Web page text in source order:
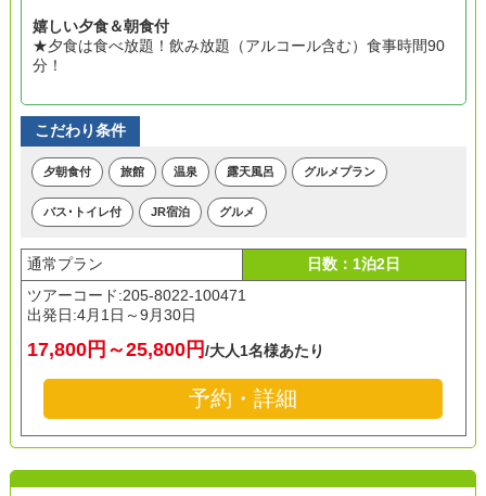
嬉しい夕食＆朝食付
★夕食は食べ放題！飲み放題（アルコール含む）食事時間90
分！
こだわり条件
夕朝食付 旅館 温泉 露天風呂 グルメプラン
バス･トイレ付 JR宿泊 グルメ
通常プラン
日数：1泊2日
ツアーコード:205-8022-100471
出発日:4月1日～9月30日
17,800円～25,800円/大人1名様あたり
予約・詳細